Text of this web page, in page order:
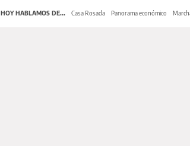
HOY HABLAMOS DE... Casa Rosada Panorama económico